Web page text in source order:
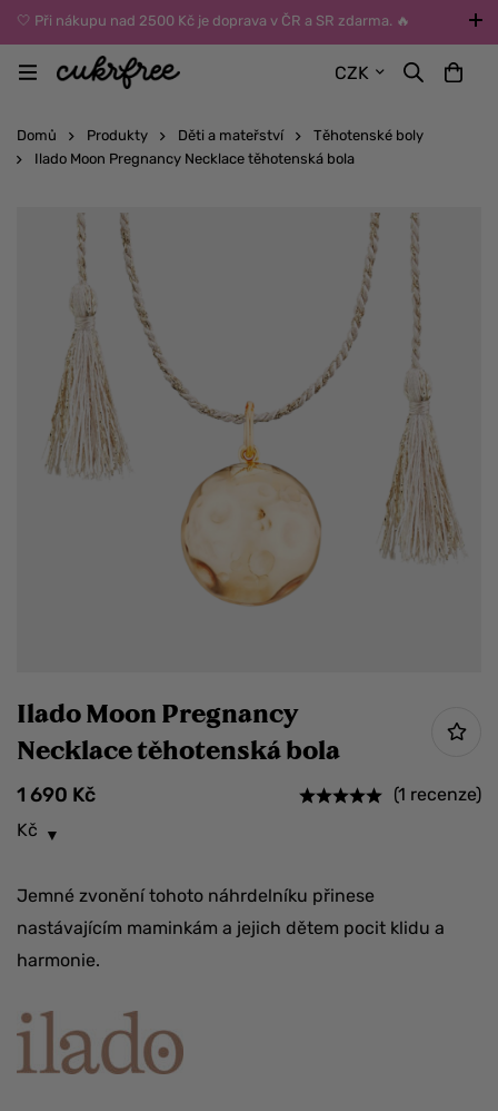
🤍 Při nákupu nad 2500 Kč je doprava v ČR a SR zdarma. 🔥
UPOZORNĚNÍ: Během léta vybírejte dopravu kurýrem nebo do Z-
BOXů umístěných uvnitř budov. Reklamace zboží způsobené
CZK
Domů Produkty Děti a mateřství
Těhotenské boly
Ilado Moon Pregnancy Necklace těhotenská bola
Ilado Moon Pregnancy
Necklace těhotenská bola
1 690 Kč
(1 recenze)
Kč
Jemné zvonění tohoto náhrdelníku přinese
nastávajícím maminkám a jejich dětem pocit klidu a
harmonie.